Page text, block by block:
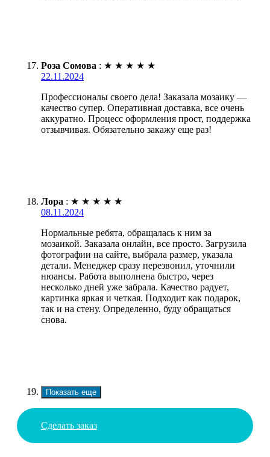
Роза Сомова : ★ ★ ★ ★ ★
22.11.2024
Профессионалы своего дела! Заказала мозаику —
качество супер. Оперативная доставка, все очень
аккуратно. Процесс оформления прост, поддержка
отзывчивая. Обязательно закажу еще раз!
Лора : ★ ★ ★ ★ ★
08.11.2024
Нормальные ребята, обращалась к ним за
мозаикой. Заказала онлайн, все просто. Загрузила
фотографии на сайте, выбрала размер, указала
детали. Менеджер сразу перезвонил, уточнили
нюансы. Работа выполнена быстро, через
несколько дней уже забрала. Качество радует,
картинка яркая и четкая. Подходит как подарок,
так и на стену. Определенно, буду обращаться
снова.
Показать еще
Сделать заказ